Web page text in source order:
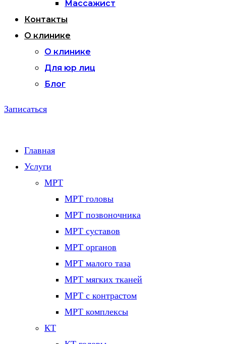
Массажист
Контакты
О клинике
О клинике
Для юр лиц
Блог
Записаться
Главная
Услуги
МРТ
МРТ головы
МРТ позвоночника
МРТ суставов
МРТ органов
МРТ малого таза
МРТ мягких тканей
МРТ с контрастом
МРТ комплексы
КТ